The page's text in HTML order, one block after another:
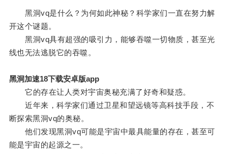
黑洞vq是什么？为何如此神秘？科学家们一直在努力解
开这个谜题。
黑洞vq具有超强的吸引力，能够吞噬一切物质，甚至光
线也无法逃脱它的吞噬。
黑洞加速18下载安卓版app
它的存在让人类对宇宙奥秘充满了好奇和疑惑。
近年来，科学家们通过卫星和望远镜等高科技手段，不
断探索黑洞vq的奥秘。
他们发现黑洞vq可能是宇宙中最具能量的存在，甚至可
能是宇宙的起源之一。